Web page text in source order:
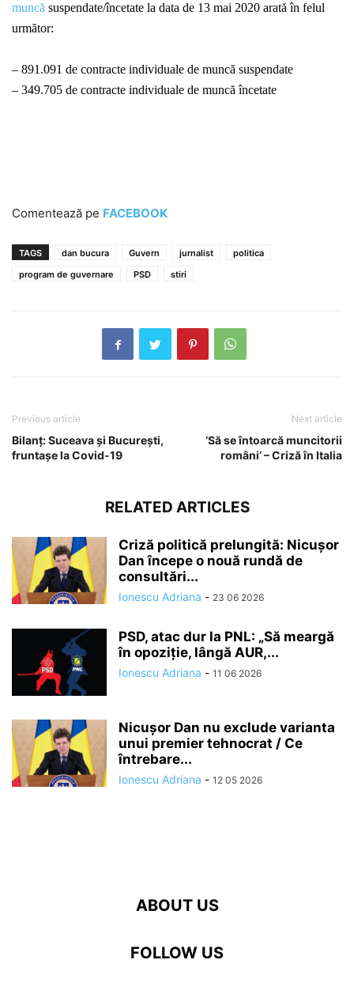
muncă suspendate/încetate la data de 13 mai 2020 arată în felul
următor:
– 891.091 de contracte individuale de muncă suspendate
– 349.705 de contracte individuale de muncă încetate
Comentează pe FACEBOOK
TAGS dan bucura Guvern jurnalist
politica
program de guvernare
PSD stiri
Previous article
Bilanț: Suceava și București,
fruntașe la Covid-19
Next article
‘Să se întoarcă muncitorii
români’ – Criză în Italia
RELATED ARTICLES
Criză politică prelungită: Nicușor
Dan începe o nouă rundă de
consultări...
Ionescu Adriana - 23 06 2026
PSD, atac dur la PNL: „Să meargă
în opoziție, lângă AUR,...
Ionescu Adriana - 11 06 2026
Nicușor Dan nu exclude varianta
unui premier tehnocrat / Ce
întrebare...
Ionescu Adriana - 12 05 2026
ABOUT US
FOLLOW US